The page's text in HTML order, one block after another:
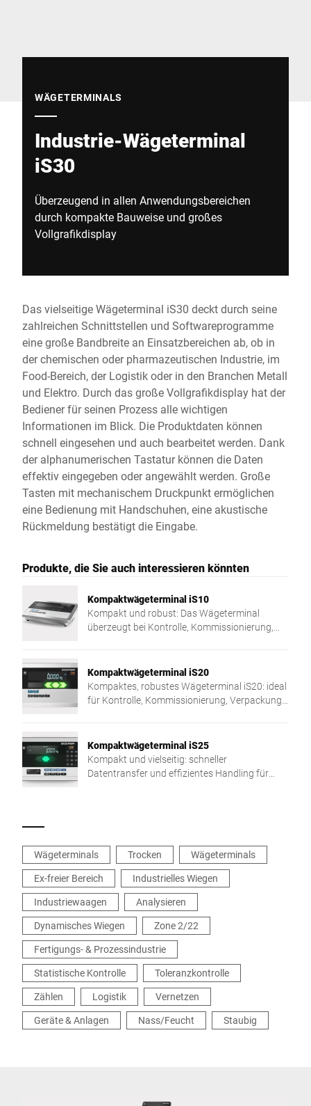
WÄGETERMINALS
Industrie-Wägeterminal
iS30
Überzeugend in allen Anwendungsbereichen
durch kompakte Bauweise und großes
Vollgrafikdisplay
Das vielseitige Wägeterminal iS30 deckt durch seine
zahlreichen Schnittstellen und Softwareprogramme
eine große Bandbreite an Einsatzbereichen ab, ob in
der chemischen oder pharmazeutischen Industrie, im
Food-Bereich, der Logistik oder in den Branchen Metall
und Elektro. Durch das große Vollgrafikdisplay hat der
Bediener für seinen Prozess alle wichtigen
Informationen im Blick. Die Produktdaten können
schnell eingesehen und auch bearbeitet werden. Dank
der alphanumerischen Tastatur können die Daten
effektiv eingegeben oder angewählt werden. Große
Tasten mit mechanischem Druckpunkt ermöglichen
eine Bedienung mit Handschuhen, eine akustische
Rückmeldung bestätigt die Eingabe.
Produkte, die Sie auch interessieren könnten
Kompaktwägeterminal iS10
Kompakt und robust: Das Wägeterminal
überzeugt bei Kontrolle, Kommissionierung,
Kompaktwägeterminal iS20
Kompaktes, robustes Wägeterminal iS20: ideal
für Kontrolle, Kommissionierung, Verpackung
Kompaktwägeterminal iS25
Kompakt und vielseitig: schneller
Datentransfer und effizientes Handling für
Wägeterminals Trocken
Wägeterminals
Ex-freier Bereich
Industrielles Wiegen
Industriewaagen
Analysieren
Dynamisches Wiegen
Zone 2/22
Fertigungs- & Prozessindustrie
Statistische Kontrolle
Toleranzkontrolle
Zählen
Logistik
Vernetzen
Geräte & Anlagen
Nass/Feucht Staubig